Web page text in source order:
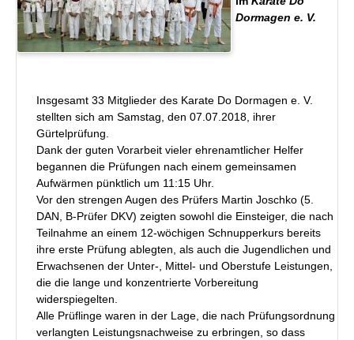
Dormagen e. V.
Insgesamt 33 Mitglieder des Karate Do Dormagen e. V.
stellten sich am Samstag, den 07.07.2018, ihrer
Gürtelprüfung.
Dank der guten Vorarbeit vieler ehrenamtlicher Helfer
begannen die Prüfungen nach einem gemeinsamen
Aufwärmen pünktlich um 11:15 Uhr.
Vor den strengen Augen des Prüfers Martin Joschko (5.
DAN, B-Prüfer DKV) zeigten sowohl die Einsteiger, die nach
Teilnahme an einem 12-wöchigen Schnupperkurs bereits
ihre erste Prüfung ablegten, als auch die Jugendlichen und
Erwachsenen der Unter-, Mittel- und Oberstufe Leistungen,
die die lange und konzentrierte Vorbereitung
widerspiegelten.
Alle Prüflinge waren in der Lage, die nach Prüfungsordnung
verlangten Leistungsnachweise zu erbringen, so dass